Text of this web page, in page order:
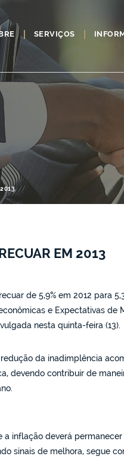
SERVIÇOS
2013
EM 2013
de 5,9% em 2012 para
e Expectativas de
nesta quinta-feira (13).
da inadimplência
devendo contribuir de
inflação deverá permanecer
sinais de melhora, segue